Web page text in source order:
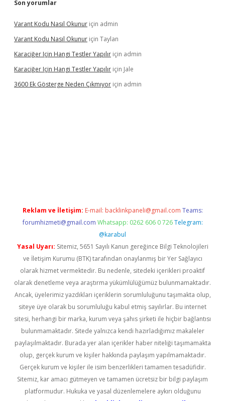
Son yorumlar
Varant Kodu Nasıl Okunur için admin
Varant Kodu Nasıl Okunur için Taylan
Karaciğer Için Hangi Testler Yapılır için admin
Karaciğer Için Hangi Testler Yapılır için Jale
3600 Ek Gösterge Neden Çıkmıyor için admin
Reklam ve İletişim: E-mail: backlinkpaneli@gmail.com Teams:
forumhizmeti@gmail.com Whatsapp: 0262 606 0 726 Telegram:
@karabul
Yasal Uyarı: Sitemiz, 5651 Sayılı Kanun gereğince Bilgi Teknolojileri
ve İletişim Kurumu (BTK) tarafından onaylanmış bir Yer Sağlayıcı
olarak hizmet vermektedir. Bu nedenle, sitedeki içerikleri proaktif
olarak denetleme veya araştırma yükümlülüğümüz bulunmamaktadır.
Ancak, üyelerimiz yazdıkları içeriklerin sorumluluğunu taşımakta olup,
siteye üye olarak bu sorumluluğu kabul etmiş sayılırlar. Bu internet
sitesi, herhangi bir marka, kurum veya şahıs şirketi ile hiçbir bağlantısı
bulunmamaktadır. Sitede yalnızca kendi hazırladığımız makaleler
paylaşılmaktadır. Burada yer alan içerikler haber niteliği taşımamakta
olup, gerçek kurum ve kişiler hakkında paylaşım yapılmamaktadır.
Gerçek kurum ve kişiler ile isim benzerlikleri tamamen tesadüfidir.
Sitemiz, kar amacı gütmeyen ve tamamen ücretsiz bir bilgi paylaşım
platformudur. Hukuka ve yasal düzenlemelere aykırı olduğunu